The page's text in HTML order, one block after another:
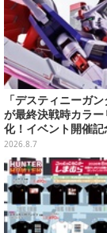
「デスティニーガ
が最終決戦時カラ
化！イベント開催
METAL ROBOT魂に
2026.8.7